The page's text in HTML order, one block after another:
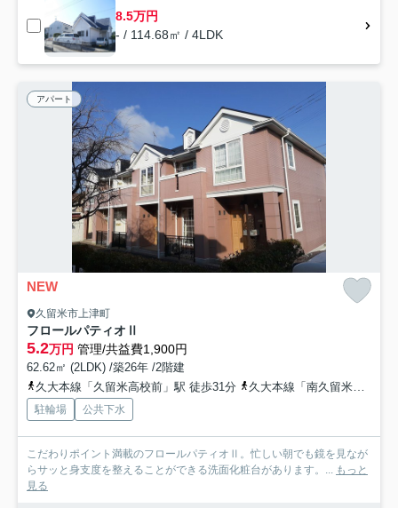
8.5万円
- / 114.68㎡ / 4LDK
アパート
NEW
久留米市上津町
フロールパティオⅡ
5.2万円 管理/共益費1,900円
62.62㎡ (2LDK) /築26年 /2階建
久大本線「久留米高校前」駅 徒歩31分
久大本線「南久留米」駅 徒歩35分
駐輪場 公共下水
こだわりポイント満載のフロールパティオⅡ。忙しい朝でも鏡を見なが
らサッと身支度を整えることができる洗面化粧台があります。... もっと
見る